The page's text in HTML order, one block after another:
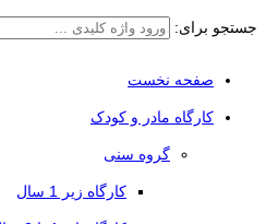
جستجو برای:
صفحه نخست
کارگاه مادر و کودک
گروه سنی
کارگاه زیر 1 سال